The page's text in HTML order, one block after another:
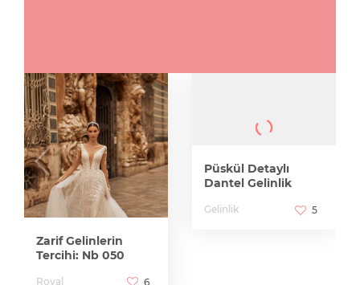
Zarif Gelinlerin
Tercihi: Nb 050
Royal 6
Püskül Detaylı
Dantel Gelinlik
Gelinlik 5